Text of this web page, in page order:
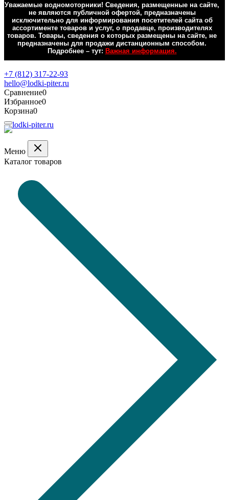
Уважаемые водномоторники! Сведения, размещенные на сайте,
не являются публичной офертой, предназначены
исключительно для информирования посетителей сайта об
ассортименте товаров и услуг, о продавце, производителях
товаров. Товары, сведения о которых размещены на сайте, не
предназначены для продажи дистанционным способом.
Подробнее – тут: Важная информация.
+7 (812) 317-22-93
hello@lodki-piter.ru
Сравнение0
Избранное0
Корзина0
Меню
Каталог товаров